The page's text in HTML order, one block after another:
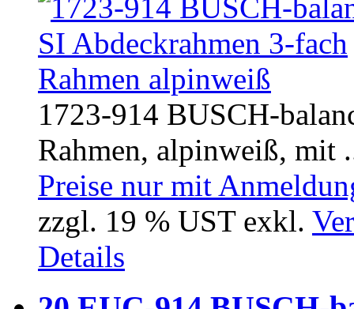
1723-914 BUSCH-
Rahmen, alpinweiß, mit
Preise nur mit
zzgl. 19 % UST exkl.
Details